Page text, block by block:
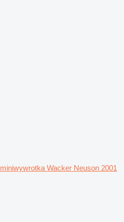
miniwywrotka Wacker Neuson 2001